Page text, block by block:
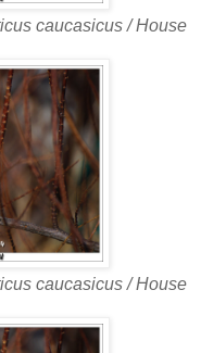
caucasicus / House
caucasicus / House